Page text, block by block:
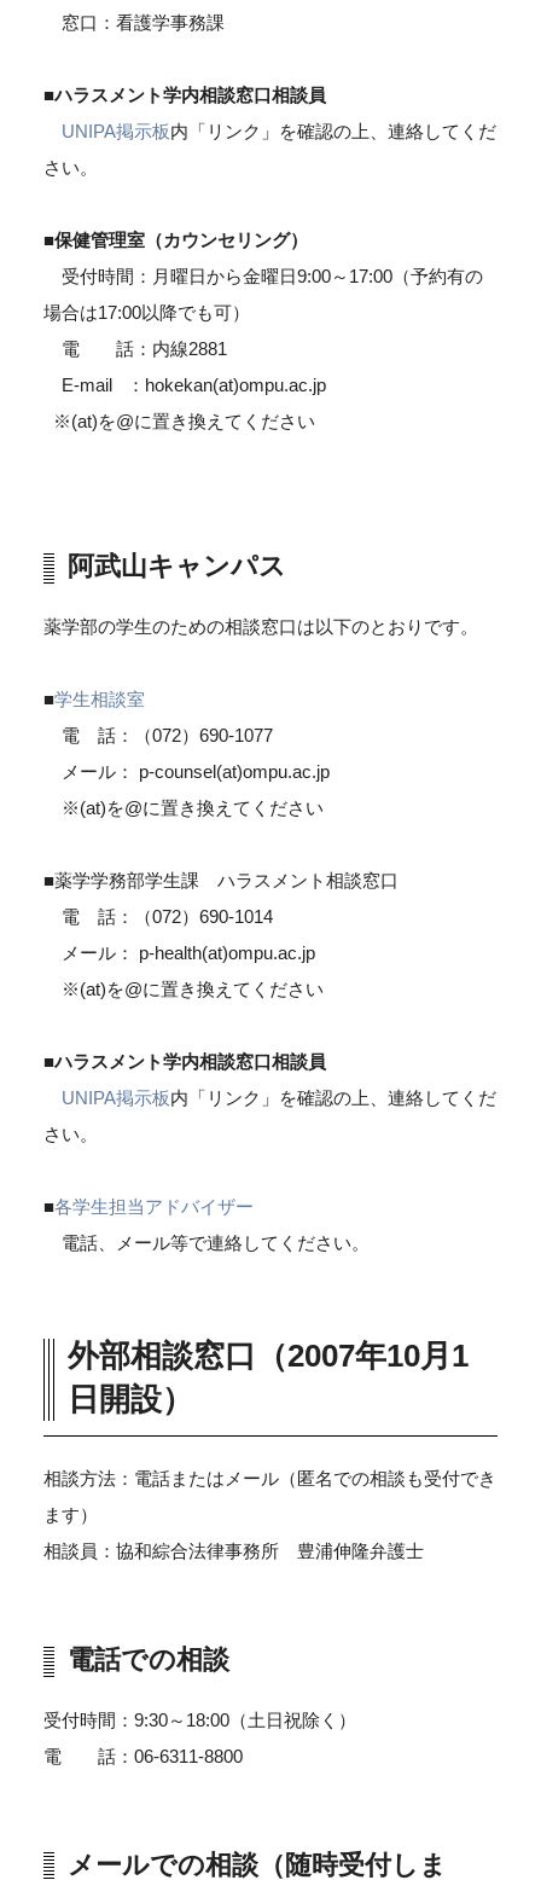
窓口：看護学事務課
■ハラスメント学内相談窓口相談員
UNIPA掲示板内「リンク」を確認の上、連絡してくだ
さい。
■保健管理室（カウンセリング）
受付時間：月曜日から金曜日9:00～17:00（予約有の
場合は17:00以降でも可）
電 話：内線2881
E-mail ：hokekan(at)ompu.ac.jp
※(at)を@に置き換えてください
阿武山キャンパス
薬学部の学生のための相談窓口は以下のとおりです。
■学生相談室
電 話：（072）690-1077
メール： p-counsel(at)ompu.ac.jp
※(at)を@に置き換えてください
■薬学学務部学生課 ハラスメント相談窓口
電 話：（072）690-1014
メール： p-health(at)ompu.ac.jp
※(at)を@に置き換えてください
■ハラスメント学内相談窓口相談員
UNIPA掲示板内「リンク」を確認の上、連絡してくだ
さい。
■各学生担当アドバイザー
電話、メール等で連絡してください。
外部相談窓口（2007年10月1
日開設）
相談方法：電話またはメール（匿名での相談も受付でき
ます）
相談員：協和綜合法律事務所 豊浦伸隆弁護士
電話での相談
受付時間：9:30～18:00（土日祝除く）
電 話：06-6311-8800
メールでの相談（随時受付しま